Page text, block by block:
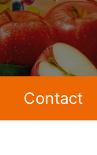
Contact